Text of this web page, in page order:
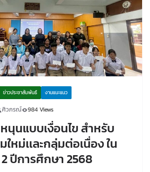
ข่าวประชาสัมพันธ์ งานแนะแนว
ศิวภรณ์ 984 Views
นุนแบบเงื่อนไข สำหรับ
หม่เเละกลุ่มต่อเนื่อง ใน
ปีการศึกษา 2568